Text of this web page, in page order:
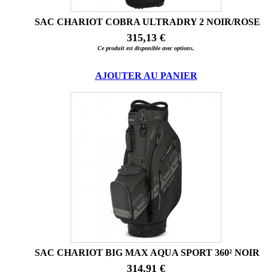
SAC CHARIOT COBRA ULTRADRY 2 NOIR/ROSE
315,13 €
Ce produit est disponible avec options.
AJOUTER AU PANIER
SAC CHARIOT BIG MAX AQUA SPORT 360² NOIR
314,91 €